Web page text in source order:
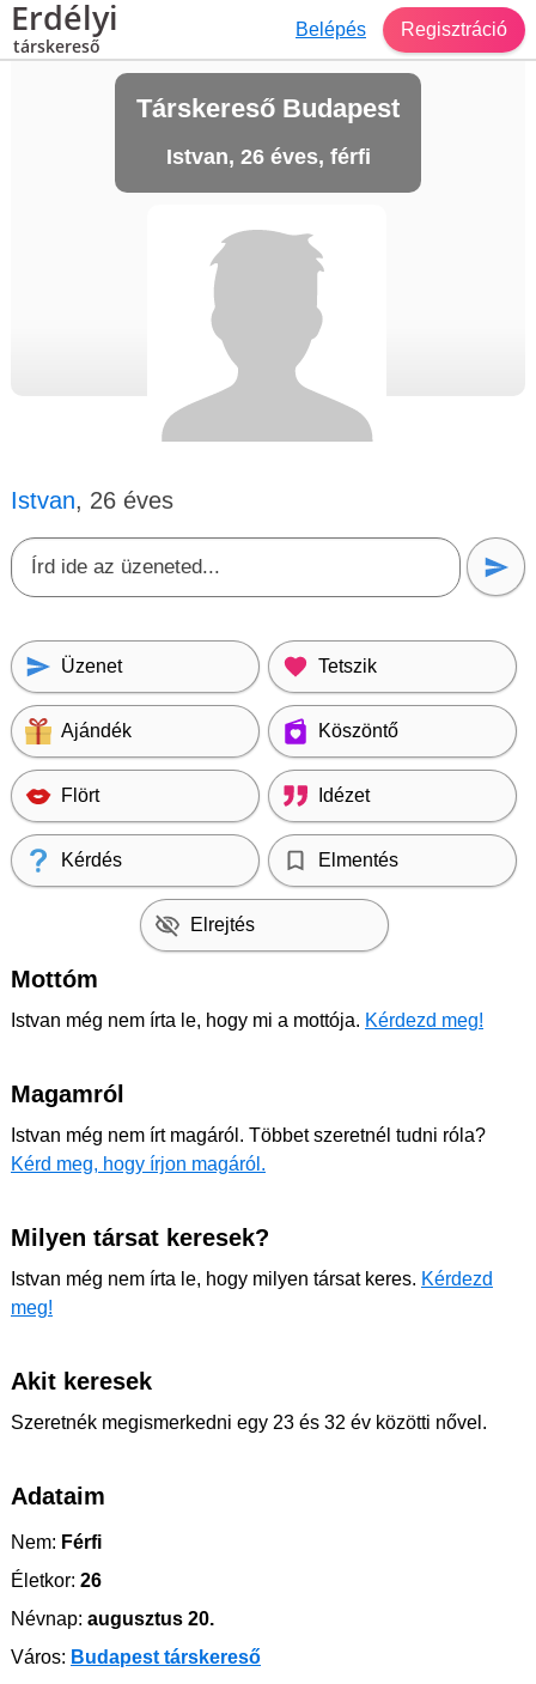
Erdélyi
társkereső
Belépés Regisztráció
Társkereső Budapest
Istvan, 26 éves, férfi
Istvan, 26 éves
Üzenet Tetszik
Ajándék Köszöntő
Flört Idézet
Kérdés Elmentés
Elrejtés
Mottóm
Istvan még nem írta le, hogy mi a mottója. Kérdezd meg!
Magamról
Istvan még nem írt magáról. Többet szeretnél tudni róla?
Kérd meg, hogy írjon magáról.
Milyen társat keresek?
Istvan még nem írta le, hogy milyen társat keres. Kérdezd
meg!
Akit keresek
Szeretnék megismerkedni egy 23 és 32 év közötti nővel.
Adataim
Nem: Férfi
Életkor: 26
Névnap: augusztus 20.
Város: Budapest társkereső